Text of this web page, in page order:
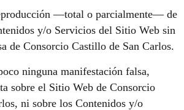
—total o parcialmente— de
y/o Servicios del Sitio Web sin
de Consorcio Castillo de San Carlos.
ninguna manifestación falsa,
sobre el Sitio Web de Consorcio
ni sobre los Contenidos y/o